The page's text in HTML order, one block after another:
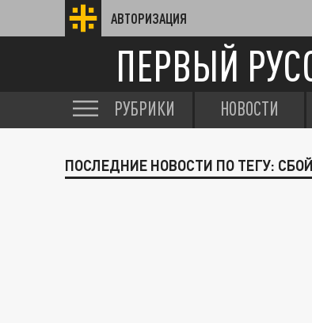
АВТОРИЗАЦИЯ
ПЕРВЫЙ
РУБРИКИ НОВОСТИ
ПОСЛЕДНИЕ НОВОСТИ ПО ТЕГУ: